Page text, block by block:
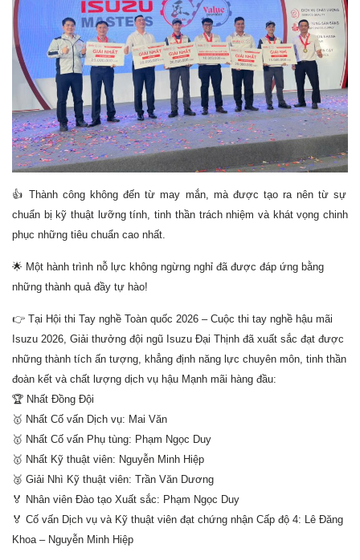
👍 Thành công không đến từ may mắn, mà được tạo ra nên từ sự
chuẩn bị kỹ thuật lưỡng tính, tinh thần trách nhiệm và khát vọng chinh
phục những tiêu chuẩn cao nhất.
🌟 Một hành trình nỗ lực không ngừng nghỉ đã được đáp ứng bằng
những thành quả đầy tự hào!
👉 Tại Hội thi Tay nghề Toàn quốc 2026 – Cuộc thi tay nghề hậu mãi
Isuzu 2026, Giải thưởng đội ngũ Isuzu Đại Thịnh đã xuất sắc đạt được
những thành tích ấn tượng, khẳng định năng lực chuyên môn, tinh thần
đoàn kết và chất lượng dịch vụ hậu Mạnh mãi hàng đầu:
🏆 Nhất Đồng Đội
🥇 Nhất Cố vấn Dịch vụ: Mai Văn
🥇 Nhất Cố vấn Phụ tùng: Phạm Ngọc Duy
🥇 Nhất Kỹ thuật viên: Nguyễn Minh Hiệp
🥈 Giải Nhì Kỹ thuật viên: Trần Văn Dương
🏅 Nhân viên Đào tạo Xuất sắc: Phạm Ngọc Duy
🏅 Cố vấn Dịch vụ và Kỹ thuật viên đạt chứng nhận Cấp độ 4: Lê Đăng
Khoa – Nguyễn Minh Hiệp